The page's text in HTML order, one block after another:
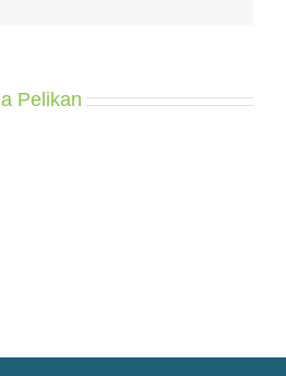
Pelikan